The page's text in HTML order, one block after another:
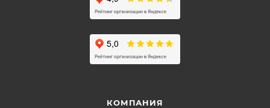
КОМПАНИЯ